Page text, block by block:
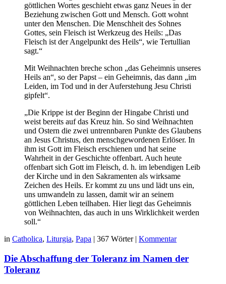
göttlichen Wortes geschieht etwas ganz Neues in der
Beziehung zwischen Gott und Mensch. Gott wohnt
unter den Menschen. Die Menschheit des Sohnes
Gottes, sein Fleisch ist Werkzeug des Heils: „Das
Fleisch ist der Angelpunkt des Heils“, wie Tertullian
sagt.“
Mit Weihnachten breche schon „das Geheimnis unseres
Heils an“, so der Papst – ein Geheimnis, das dann „im
Leiden, im Tod und in der Auferstehung Jesu Christi
gipfelt“.
„Die Krippe ist der Beginn der Hingabe Christi und
weist bereits auf das Kreuz hin. So sind Weihnachten
und Ostern die zwei untrennbaren Punkte des Glaubens
an Jesus Christus, den menschgewordenen Erlöser. In
ihm ist Gott im Fleisch erschienen und hat seine
Wahrheit in der Geschichte offenbart. Auch heute
offenbart sich Gott im Fleisch, d. h. im lebendigen Leib
der Kirche und in den Sakramenten als wirksame
Zeichen des Heils. Er kommt zu uns und lädt uns ein,
uns umwandeln zu lassen, damit wir an seinem
göttlichen Leben teilhaben. Hier liegt das Geheimnis
von Weihnachten, das auch in uns Wirklichkeit werden
soll.“
in Catholica, Liturgia, Papa | 367 Wörter | Kommentar
Die Abschaffung der Toleranz im Namen der
Toleranz